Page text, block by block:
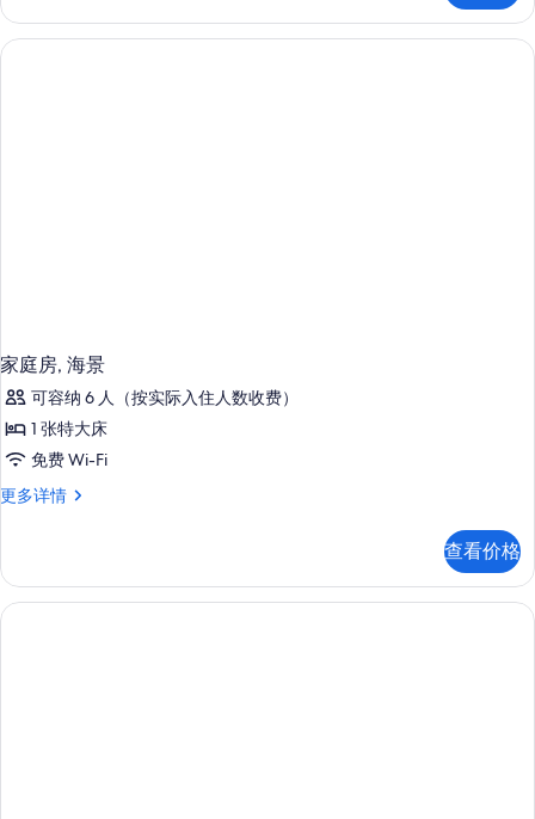
景
更
多
家庭房, 海景
可容纳 6 人（按实际入住人数收费）
1 张特大床
免费 Wi-Fi
更多详情
家
景
更
多
查看价格